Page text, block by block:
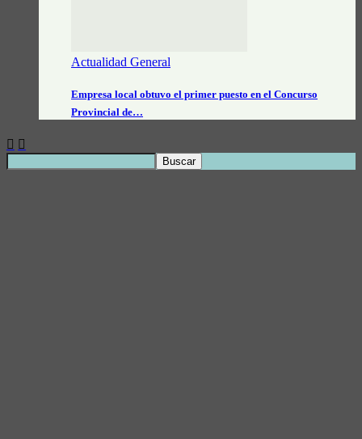
Actualidad General
Empresa local obtuvo el primer puesto en el Concurso
Provincial de…